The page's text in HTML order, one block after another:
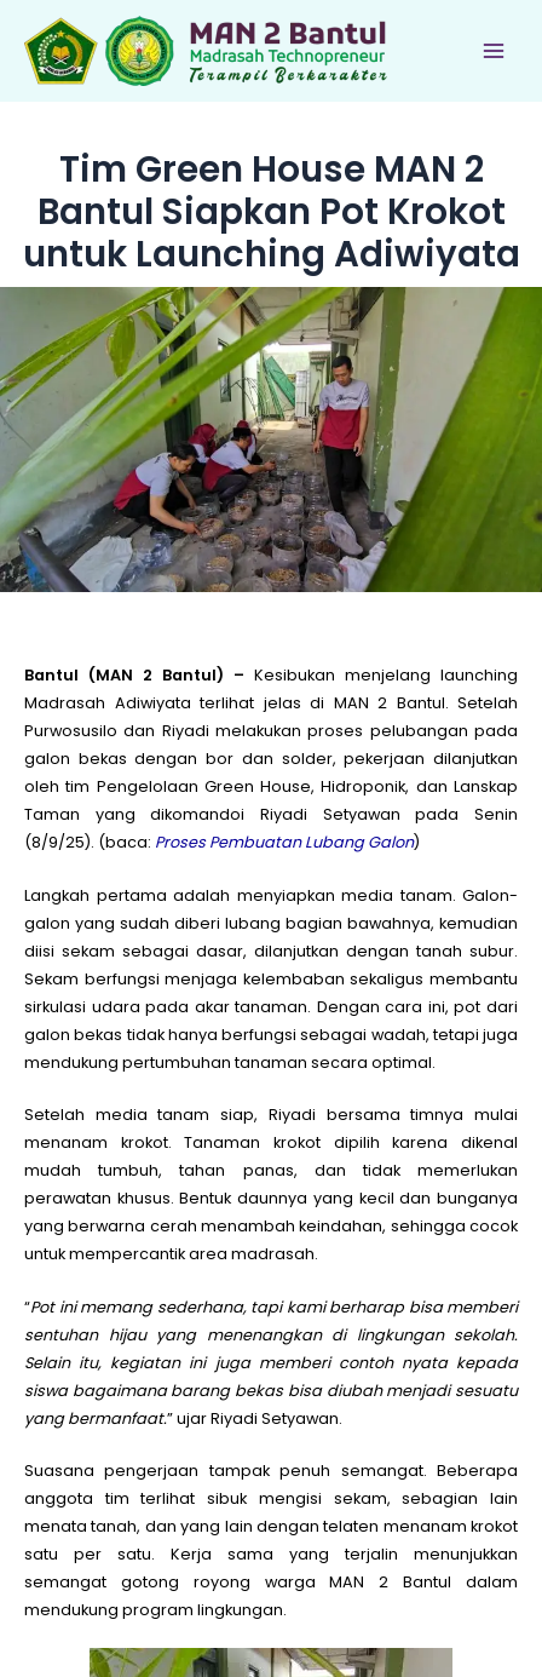
konten
Tim Green House MAN 2
Bantul Siapkan Pot Krokot
untuk Launching Adiwiyata
Bantul (MAN 2 Bantul) – Kesibukan menjelang launching
Madrasah Adiwiyata terlihat jelas di MAN 2 Bantul. Setelah
Purwosusilo dan Riyadi melakukan proses pelubangan pada
galon bekas dengan bor dan solder, pekerjaan dilanjutkan
oleh tim Pengelolaan Green House, Hidroponik, dan Lanskap
Taman yang dikomandoi Riyadi Setyawan pada Senin
(8/9/25). (baca: Proses Pembuatan Lubang Galon)
Langkah pertama adalah menyiapkan media tanam. Galon-
galon yang sudah diberi lubang bagian bawahnya, kemudian
diisi sekam sebagai dasar, dilanjutkan dengan tanah subur.
Sekam berfungsi menjaga kelembaban sekaligus membantu
sirkulasi udara pada akar tanaman. Dengan cara ini, pot dari
galon bekas tidak hanya berfungsi sebagai wadah, tetapi juga
mendukung pertumbuhan tanaman secara optimal.
Setelah media tanam siap, Riyadi bersama timnya mulai
menanam krokot. Tanaman krokot dipilih karena dikenal
mudah tumbuh, tahan panas, dan tidak memerlukan
perawatan khusus. Bentuk daunnya yang kecil dan bunganya
yang berwarna cerah menambah keindahan, sehingga cocok
untuk mempercantik area madrasah.
“Pot ini memang sederhana, tapi kami berharap bisa memberi
sentuhan hijau yang menenangkan di lingkungan sekolah.
Selain itu, kegiatan ini juga memberi contoh nyata kepada
siswa bagaimana barang bekas bisa diubah menjadi sesuatu
yang bermanfaat.” ujar Riyadi Setyawan.
Suasana pengerjaan tampak penuh semangat. Beberapa
anggota tim terlihat sibuk mengisi sekam, sebagian lain
menata tanah, dan yang lain dengan telaten menanam krokot
satu per satu. Kerja sama yang terjalin menunjukkan
semangat gotong royong warga MAN 2 Bantul dalam
mendukung program lingkungan.